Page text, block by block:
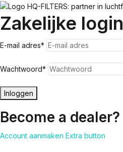
Zakelijke login
E-mail adres*
Wachtwoord*
Inloggen
Become a dealer?
Account aanmaken Extra button